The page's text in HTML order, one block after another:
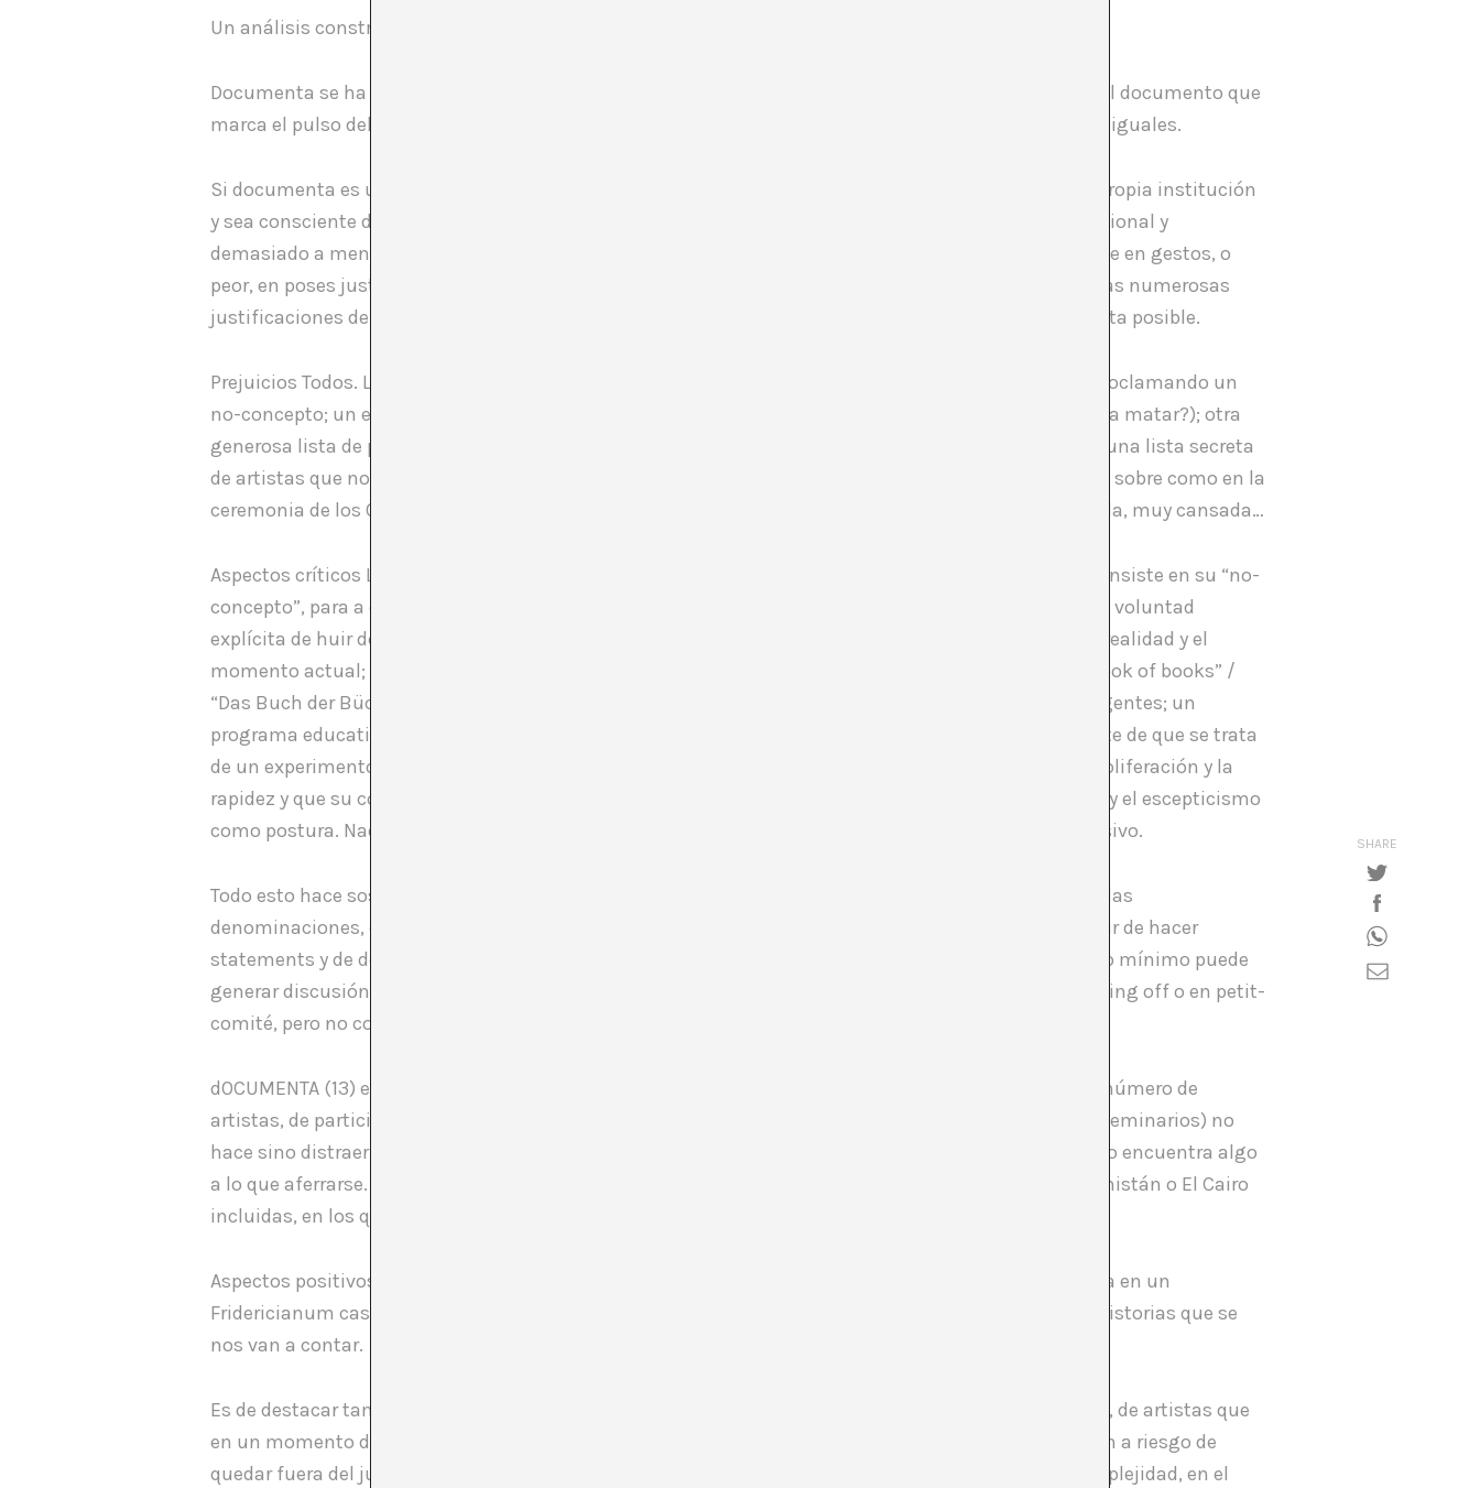
Un análisis constructivo de dOCUMENTA (13)
Documenta se ha convertido en el evento por excelencia del arte contemporáneo. Proclamada como el documento que
marca el pulso del arte del momento no es extraño que provoque expectativas y decepciones a partes iguales.
Si documenta es un referente, es lógico que el/ la director/a artístico/a de turno sienta el peso de la propia institución
y sea consciente de que dicha posición constituye el máximo punto de visibilidad de su carrera profesional y
demasiado a menudo (o por lo menos así ha sido en las últimas dos ediciones) acostumbra a perderse en gestos, o
peor, en poses justificativas de sus piruetas conceptuales. En contraste con la ambigüedad previa y las numerosas
justificaciones del discurso curatorial, nos enfrentamos a dOCUMENTA (13) con la mente lo más abierta posible.
Prejuicios Todos. Las señales previas no podían ser peores: la dirección artística de dOCUMENTA (13) proclamando un
no-concepto; un equipo interminable, no de comisarios sino de agentes (¿secretos? ¿con licencia para matar?); otra
generosa lista de participantes entre los que figuran artistas, científicos, pensadores, escritores, etc; una lista secreta
de artistas que no se desvela hasta el momento de la rueda de prensa (¿guardada celosamente en un sobre como en la
ceremonia de los Oscars?) y una proliferación de sedes que pronosticaba que la visita iba a ser cansada, muy cansada…
Aspectos críticos Las excusas empezaron pronto: una rueda de prensa en la que la directora artística insiste en su “no-
concepto”, para a continuación empezar a leer su ensayo, del que iba omitiendo páginas y páginas; la voluntad
explícita de huir de una comunicación directa que, supuestamente, traicionaría la complejidad de la realidad y el
momento actual; un catálogo que no se llama como tal sino, atención, “El libro de los libros” (“The book of books” /
“Das Buch der Bücher”), como la Biblia, en definitiva; unos comisarios que no se llaman tales, sino agentes; un
programa educativo que se llama “The Maybe Education and Public Programs”; la repetición constante de que se trata
de un experimento o un ensayo; la proclamación de que se propone reproducir la simultaneidad, la proliferación y la
rapidez y que su coreografía se apunta inarmónica y frenética… En definitiva, la duda como leitmotiv y el escepticismo
como postura. Nada que objetar, sino todo lo contrario, siempre que no se utilice como escudo defensivo.
Todo esto hace sospechar que el tiempo y la energía se van en discursos meta-artísticos, en redefinir las
denominaciones, en escudarse en las nociones de “experimento” o “ensayo” como una manera de huir de hacer
statements y de defenderlos, de ofrecer una visión que, obviamente, puede ser errónea, pero que como mínimo puede
generar discusión y debate. Y también la sensación de una autoironía que, quizá funciona como making off o en petit-
comité, pero no como declaración de principios.
dOCUMENTA (13) es una documenta desestructurada, en la que la acumulación y la exageración (del número de
artistas, de participantes, de sedes, de eventos, de proyecciones, de publicaciones, de encuentros, de seminarios) no
hace sino distraer la atención. Porque ¿de qué va dOCUMENTA (13)? De todo. Seguro que todo el mundo encuentra algo
a lo que aferrarse. dOCUMENTA (13) es como unos grandes almacenes, con semana dedicada a Afghanistán o El Cairo
incluidas, en los que seguro que encontramos algo que nos vaya bien.
Aspectos positivos El arte. El reencuentro con las propuestas y posicionamientos artísticos: la entrada en un
Fridericianum casi vacío, en el que el aire frío de Ryan Gander marca el umbral de acceso a todas las historias que se
nos van a contar.
Es de destacar también la recuperación de ciertos posicionamientos artísticos, no obvios ni cómodos, de artistas que
en un momento determinado decidieron (o no tuvieron otro remedio) que ser corredores de fondo, aún a riesgo de
quedar fuera del juego. Pensamos en Ida Applebroog y su exploración del ser humano en toda su complejidad, en el
SHARE